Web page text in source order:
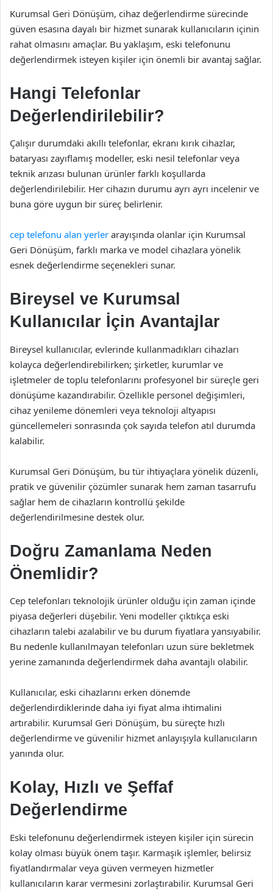
Kurumsal Geri Dönüşüm, cihaz değerlendirme sürecinde
güven esasına dayalı bir hizmet sunarak kullanıcıların içinin
rahat olmasını amaçlar. Bu yaklaşım, eski telefonunu
değerlendirmek isteyen kişiler için önemli bir avantaj sağlar.
Hangi Telefonlar
Değerlendirilebilir?
Çalışır durumdaki akıllı telefonlar, ekranı kırık cihazlar,
bataryası zayıflamış modeller, eski nesil telefonlar veya
teknik arızası bulunan ürünler farklı koşullarda
değerlendirilebilir. Her cihazın durumu ayrı ayrı incelenir ve
buna göre uygun bir süreç belirlenir.
cep telefonu alan yerler arayışında olanlar için Kurumsal
Geri Dönüşüm, farklı marka ve model cihazlara yönelik
esnek değerlendirme seçenekleri sunar.
Bireysel ve Kurumsal
Kullanıcılar İçin Avantajlar
Bireysel kullanıcılar, evlerinde kullanmadıkları cihazları
kolayca değerlendirebilirken; şirketler, kurumlar ve
işletmeler de toplu telefonlarını profesyonel bir süreçle geri
dönüşüme kazandırabilir. Özellikle personel değişimleri,
cihaz yenileme dönemleri veya teknoloji altyapısı
güncellemeleri sonrasında çok sayıda telefon atıl durumda
kalabilir.
Kurumsal Geri Dönüşüm, bu tür ihtiyaçlara yönelik düzenli,
pratik ve güvenilir çözümler sunarak hem zaman tasarrufu
sağlar hem de cihazların kontrollü şekilde
değerlendirilmesine destek olur.
Doğru Zamanlama Neden
Önemlidir?
Cep telefonları teknolojik ürünler olduğu için zaman içinde
piyasa değerleri düşebilir. Yeni modeller çıktıkça eski
cihazların talebi azalabilir ve bu durum fiyatlara yansıyabilir.
Bu nedenle kullanılmayan telefonları uzun süre bekletmek
yerine zamanında değerlendirmek daha avantajlı olabilir.
Kullanıcılar, eski cihazlarını erken dönemde
değerlendirdiklerinde daha iyi fiyat alma ihtimalini
artırabilir. Kurumsal Geri Dönüşüm, bu süreçte hızlı
değerlendirme ve güvenilir hizmet anlayışıyla kullanıcıların
yanında olur.
Kolay, Hızlı ve Şeffaf
Değerlendirme
Eski telefonunu değerlendirmek isteyen kişiler için sürecin
kolay olması büyük önem taşır. Karmaşık işlemler, belirsiz
fiyatlandırmalar veya güven vermeyen hizmetler
kullanıcıların karar vermesini zorlaştırabilir. Kurumsal Geri